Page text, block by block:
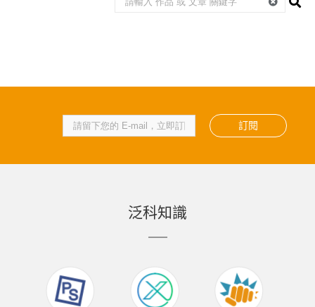
訂閱
泛科知識